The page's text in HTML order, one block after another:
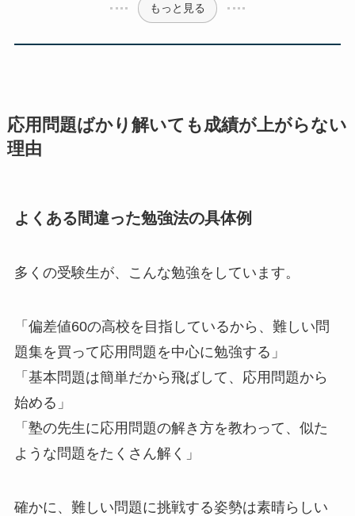
もっと見る
応用問題ばかり解いても成績が上がらない
理由
よくある間違った勉強法の具体例
多くの受験生が、こんな勉強をしています。
「偏差値60の高校を目指しているから、難しい問
題集を買って応用問題を中心に勉強する」
「基本問題は簡単だから飛ばして、応用問題から
始める」
「塾の先生に応用問題の解き方を教わって、似た
ような問題をたくさん解く」
確かに、難しい問題に挑戦する姿勢は素晴らしい